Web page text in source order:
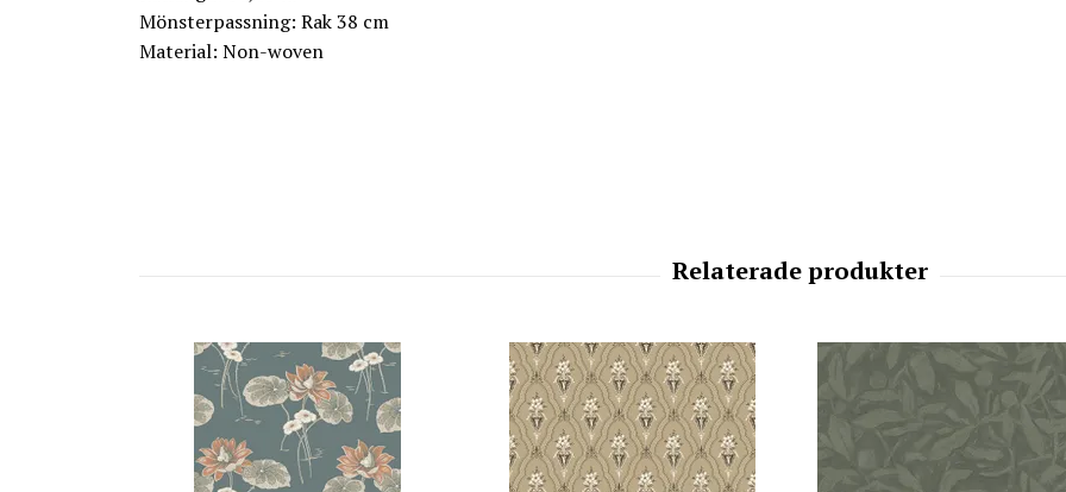
Mönsterpassning: Rak 38 cm
Material: Non-woven